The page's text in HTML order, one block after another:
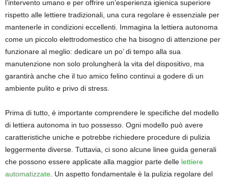
l’intervento umano e per offrire un’esperienza igienica superiore
rispetto alle lettiere tradizionali, una cura regolare è essenziale per
mantenerle in condizioni eccellenti. Immagina la lettiera autonoma
come un piccolo elettrodomestico che ha bisogno di attenzione per
funzionare al meglio: dedicare un po’ di tempo alla sua
manutenzione non solo prolungherà la vita del dispositivo, ma
garantirà anche che il tuo amico felino continui a godere di un
ambiente pulito e privo di stress.
Prima di tutto, è importante comprendere le specifiche del modello
di lettiera autonoma in tuo possesso. Ogni modello può avere
caratteristiche uniche e potrebbe richiedere procedure di pulizia
leggermente diverse. Tuttavia, ci sono alcune linee guida generali
che possono essere applicate alla maggior parte delle lettiere
automatizzate . Un aspetto fondamentale è la pulizia regolare del